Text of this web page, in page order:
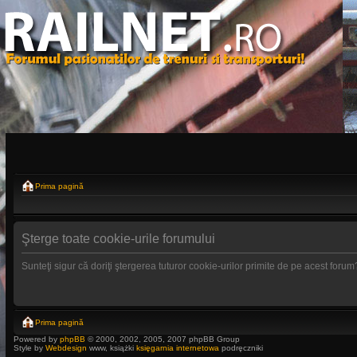
Prima pagină
Şterge toate cookie-urile forumului
Sunteţi sigur că doriţi ştergerea tuturor cookie-urilor primite de pe acest
Prima pagină
Powered by phpBB © 2000, 2002, 2005, 2007 phpBB Group
Style by Webdesign www, książki księgarnia internetowa podręczniki